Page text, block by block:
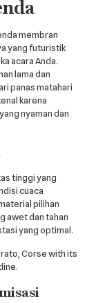
membran
yang futuristik
acara Anda.
lama dan
panas matahari
karena
nyaman dan
tinggi yang
cuaca
pilihan
awet dan tahan
yang optimal.